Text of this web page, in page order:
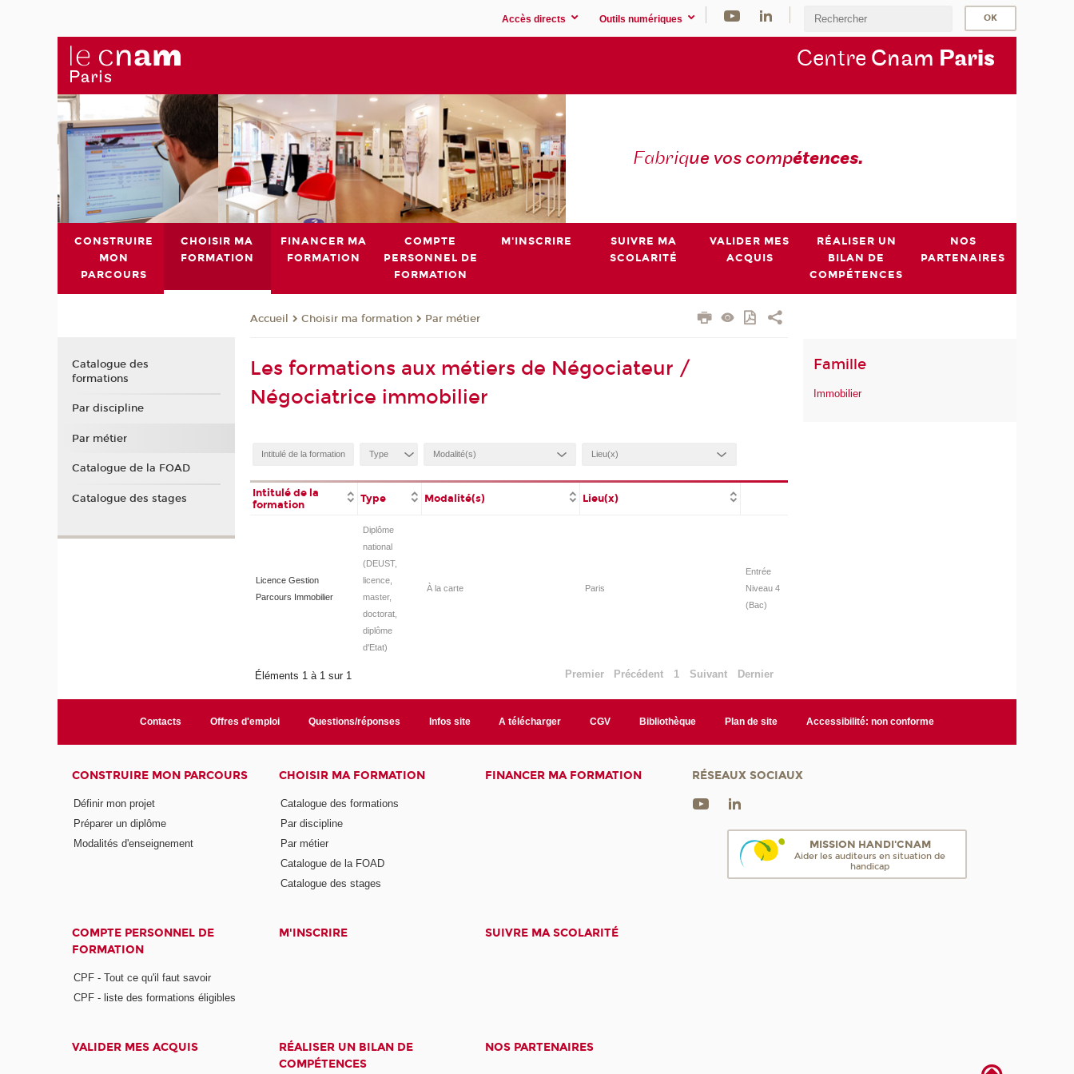
Accès directs Outils numériques
Centre Cnam Paris
Fabrique vos compétences.
CONSTRUIRE
MON
PARCOURS
CHOISIR MA
FORMATION
FINANCER MA
FORMATION
COMPTE
PERSONNEL DE
FORMATION
M'INSCRIRE
SUIVRE MA
SCOLARITÉ
VALIDER MES
ACQUIS
RÉALISER UN
BILAN DE
COMPÉTENCES
NOS
PARTENAIRES
Accueil Choisir ma formation Par métier
Les formations aux métiers de Négociateur /
Négociatrice immobilier
Intitulé de la
formation
Type Modalité(s) Lieu(x)
Licence Gestion
Parcours Immobilier
Diplôme
national
(DEUST,
licence,
master,
doctorat,
diplôme
d'Etat)
À la carte Paris
Entrée
Niveau 4
(Bac)
Éléments 1 à 1 sur 1 Premier Précédent 1 Suivant Dernier
Famille
Immobilier
Catalogue des
formations
Par discipline
Par métier
Catalogue de la FOAD
Catalogue des stages
Contacts Offres d'emploi Questions/réponses Infos site A télécharger CGV Bibliothèque Plan de site Accessibilité: non conforme
CONSTRUIRE MON PARCOURS
Définir mon projet
Préparer un diplôme
Modalités d'enseignement
CHOISIR MA FORMATION
Catalogue des formations
Par discipline
Par métier
Catalogue de la FOAD
Catalogue des stages
FINANCER MA FORMATION
COMPTE PERSONNEL DE
FORMATION
CPF - Tout ce qu'il faut savoir
CPF - liste des formations éligibles
M'INSCRIRE SUIVRE MA SCOLARITÉ
VALIDER MES ACQUIS
RÉALISER UN BILAN DE
COMPÉTENCES
NOS PARTENAIRES
RÉSEAUX SOCIAUX
MISSION HANDI'CNAM
Aider les auditeurs en situation de
handicap